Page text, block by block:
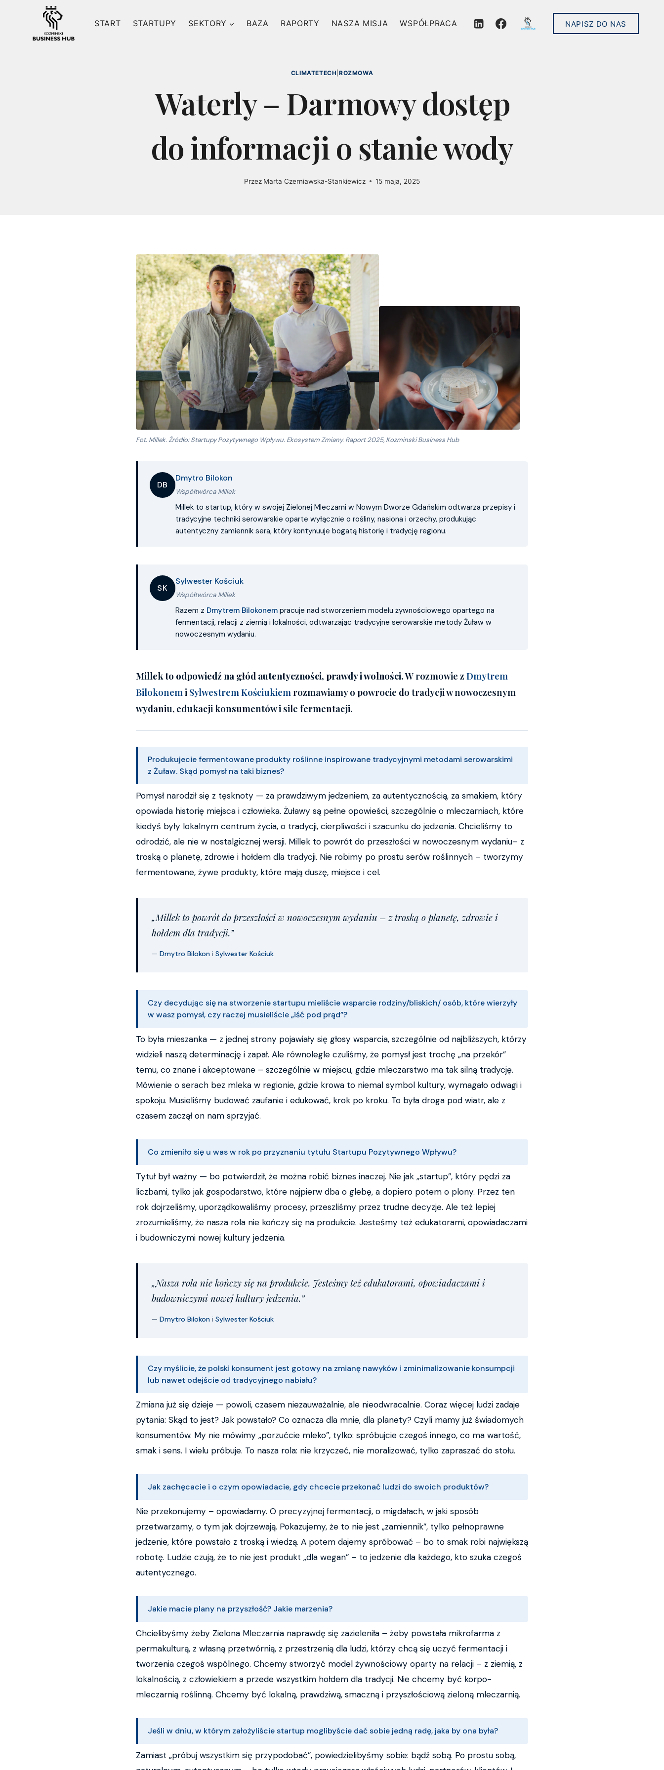
START STARTUPY SEKTORY BAZA RAPORTY NASZA MISJA WSPÓŁPRACA NAPISZ DO NAS
CLIMATETECH ROZMOWA
Waterly – Darmowy dostęp
do informacji o stanie wody
Przez Marta Czerniawska-Stankiewicz 15 maja, 2025
Fot. Millek. Źródło:Startupy Pozytywnego Wpływu. Ekosystem Zmiany. Raport 2025, Kozminski Business Hub
DB
Dmytro Bilokon
Współtwórca Millek
Millek to startup, który w swojej Zielonej Mleczarni w Nowym Dworze Gdańskim odtwarza przepisy i
tradycyjne techniki serowarskie oparte wyłącznie o rośliny, nasiona i orzechy, produkując
autentyczny zamiennik sera, który kontynuuje bogatą historię i tradycję regionu.
SK
Sylwester Kościuk
Współtwórca Millek
Razem z Dmytrem Bilokonem pracuje nad stworzeniem modelu żywnościowego opartego na
fermentacji, relacji z ziemią i lokalności, odtwarzając tradycyjne serowarskie metody Żuław w
nowoczesnym wydaniu.
Millek to odpowiedź na głód autentyczności, prawdy i wolności.W rozmowie z Dmytrem
Bilokonemi Sylwestrem Kościukiem rozmawiamy o powrocie do tradycji w nowoczesnym
wydaniu, edukacji konsumentów i sile fermentacji.
Produkujecie fermentowane produkty roślinne inspirowane tradycyjnymi metodami serowarskimi
z Żuław. Skąd pomysł na taki biznes?
Pomysł narodził się z tęsknoty — za prawdziwym jedzeniem, za autentycznością, za smakiem, który
opowiada historię miejsca i człowieka. Żuławy są pełne opowieści, szczególnie o mleczarniach, które
kiedyś były lokalnym centrum życia, o tradycji, cierpliwości i szacunku do jedzenia. Chcieliśmy to
odrodzić, ale nie w nostalgicznej wersji. Millek to powrót do przeszłości w nowoczesnym wydaniu– z
troską o planetę, zdrowie i hołdem dla tradycji. Nie robimy po prostu serów roślinnych – tworzymy
fermentowane, żywe produkty, które mają duszę, miejsce i cel.
„Millek to powrót do przeszłości w nowoczesnym wydaniu – z troską o planetę, zdrowie i
hołdem dla tradycji.”
— Dmytro Bilokon i Sylwester Kościuk
Czy decydując się na stworzenie startupu mieliście wsparcie rodziny/bliskich/ osób, które wierzyły
w wasz pomysł, czy raczej musieliście „iść pod prąd”?
To była mieszanka — z jednej strony pojawiały się głosy wsparcia, szczególnie od najbliższych, którzy
widzieli naszą determinację i zapał. Ale równolegle czuliśmy, że pomysł jest trochę „na przekór”
temu, co znane i akceptowane – szczególnie w miejscu, gdzie mleczarstwo ma tak silną tradycję.
Mówienie o serach bez mleka w regionie, gdzie krowa to niemal symbol kultury, wymagało odwagi i
spokoju. Musieliśmy budować zaufanie i edukować, krok po kroku. To była droga pod wiatr, ale z
czasem zaczął on nam sprzyjać.
Co zmieniło się u was w rok po przyznaniu tytułu Startupu Pozytywnego Wpływu?
Tytuł był ważny — bo potwierdził, że można robić biznes inaczej. Nie jak „startup”, który pędzi za
liczbami, tylko jak gospodarstwo, które najpierw dba o glebę, a dopiero potem o plony. Przez ten
rok dojrzeliśmy, uporządkowaliśmy procesy, przeszliśmy przez trudne decyzje. Ale też lepiej
zrozumieliśmy, że nasza rola nie kończy się na produkcie. Jesteśmy też edukatorami, opowiadaczami
i budowniczymi nowej kultury jedzenia.
„Nasza rola nie kończy się na produkcie. Jesteśmy też edukatorami, opowiadaczami i
budowniczymi nowej kultury jedzenia.”
— Dmytro Bilokon i Sylwester Kościuk
Czy myślicie, że polski konsument jest gotowy na zmianę nawyków i zminimalizowanie konsumpcji
lub nawet odejście od tradycyjnego nabiału?
Zmiana już się dzieje — powoli, czasem niezauważalnie, ale nieodwracalnie. Coraz więcej ludzi zadaje
pytania: Skąd to jest? Jak powstało? Co oznacza dla mnie, dla planety? Czyli mamy już świadomych
konsumentów. My nie mówimy „porzućcie mleko”, tylko: spróbujcie czegoś innego, co ma wartość,
smak i sens. I wielu próbuje. To nasza rola: nie krzyczeć, nie moralizować, tylko zapraszać do stołu.
Jak zachęcacie i o czym opowiadacie, gdy chcecie przekonać ludzi do swoich produktów?
Nie przekonujemy – opowiadamy. O precyzyjnej fermentacji, o migdałach, w jaki sposób
przetwarzamy, o tym jak dojrzewają. Pokazujemy, że to nie jest „zamiennik”, tylko pełnoprawne
jedzenie, które powstało z troską i wiedzą. A potem dajemy spróbować – bo to smak robi największą
robotę. Ludzie czują, że to nie jest produkt „dla wegan” – to jedzenie dla każdego, kto szuka czegoś
autentycznego.
Jakie macie plany na przyszłość? Jakie marzenia?
Chcielibyśmy żeby Zielona Mleczarnia naprawdę się zazieleniła – żeby powstała mikrofarma z
permakulturą, z własną przetwórnią, z przestrzenią dla ludzi, którzy chcą się uczyć fermentacji i
tworzenia czegoś wspólnego. Chcemy stworzyć model żywnościowy oparty na relacji – z ziemią, z
lokalnością, z człowiekiem a przede wszystkim hołdem dla tradycji. Nie chcemy być korpo-
mleczarnią roślinną. Chcemy być lokalną, prawdziwą, smaczną i przyszłościową zieloną mleczarnią.
Jeśli w dniu, w którym założyliście startup moglibyście dać sobie jedną radę, jaka by ona była?
Zamiast „próbuj wszystkim się przypodobać”, powiedzielibyśmy sobie: bądź sobą. Po prostu sobą,